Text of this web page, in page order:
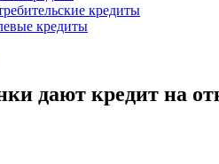
кредиты
кредиты
дают кредит на